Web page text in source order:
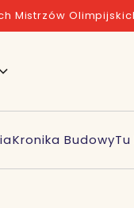
Mistrzów
Kronika Budowy